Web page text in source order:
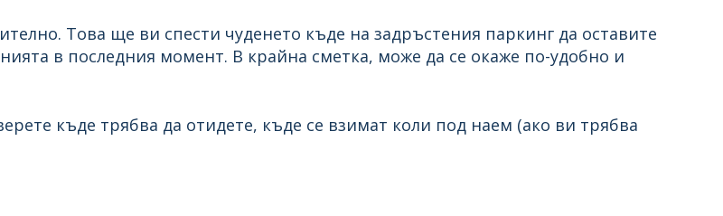
Това ще ви спести чуденето къде на задръстения паркинг да оставите
в последния момент. В крайна сметка, може да се окаже по-удобно и
къде трябва да отидете, къде се взимат коли под наем (ако ви трябва